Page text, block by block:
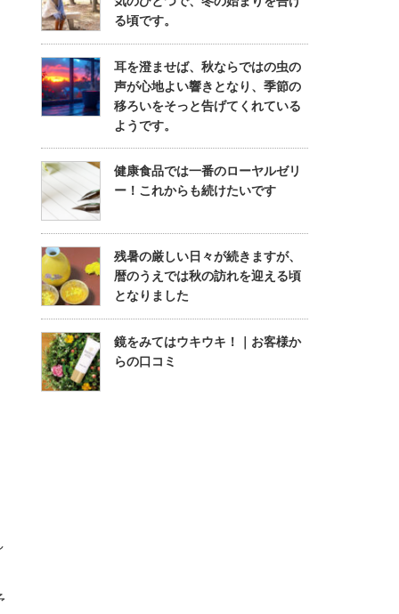
る頃です。
耳を澄ませば、秋ならではの虫の
声が心地よい響きとなり、季節の
移ろいをそっと告げてくれている
ようです。
健康食品では一番のローヤルゼリ
ー！これからも続けたいです
残暑の厳しい日々が続きますが、
暦のうえでは秋の訪れを迎える頃
となりました
鏡をみてはウキウキ！｜お客様か
らの口コミ